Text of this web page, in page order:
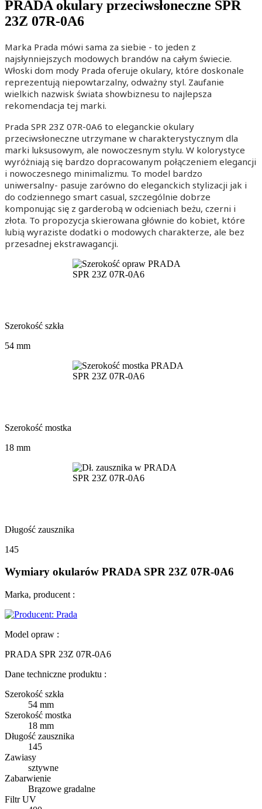
PRADA okulary przeciwsłoneczne SPR
23Z 07R-0A6
Marka Prada mówi sama za siebie - to jeden z
najsłynniejszych modowych brandów na całym świecie.
Włoski dom mody Prada oferuje okulary, które doskonale
reprezentują niepowtarzalny, odważny styl. Zaufanie
wielkich nazwisk świata showbiznesu to najlepsza
rekomendacja tej marki.
Prada SPR 23Z 07R-0A6 to eleganckie okulary
przeciwsłoneczne utrzymane w charakterystycznym dla
marki luksusowym, ale nowoczesnym stylu. W kolorystyce
wyróżniają się bardzo dopracowanym połączeniem elegancji
i nowoczesnego minimalizmu. To model bardzo
uniwersalny- pasuje zarówno do eleganckich stylizacji jak i
do codziennego smart casual, szczególnie dobrze
komponując się z garderobą w odcieniach beżu, czerni i
złota. To propozycja skierowana głównie do kobiet, które
lubią wyraziste dodatki o modowych charakterze, ale bez
przesadnej ekstrawagancji.
Szerokość szkła
54 mm
Szerokość mostka
18 mm
Długość zausznika
145
Wymiary okularów PRADA SPR 23Z 07R-0A6
Marka, producent :
Model opraw :
PRADA SPR 23Z 07R-0A6
Dane techniczne produktu :
Szerokość szkła
54 mm
Szerokość mostka
18 mm
Długość zausznika
145
Zawiasy
sztywne
Zabarwienie
Brązowe gradalne
Filtr UV